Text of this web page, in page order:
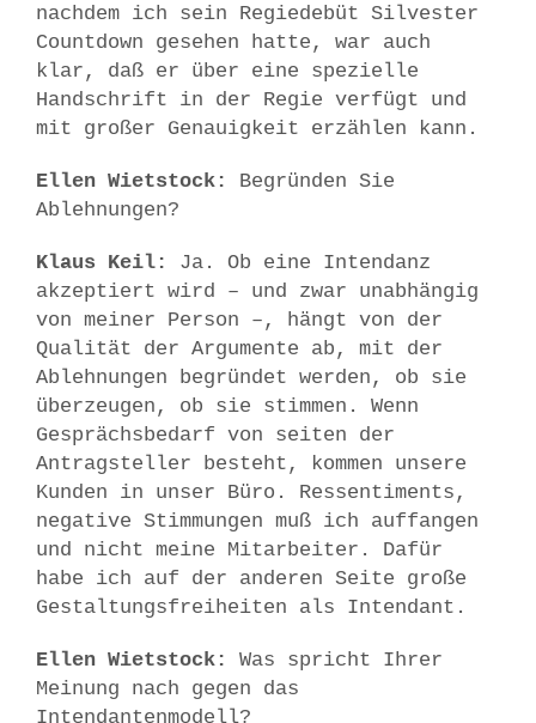
nachdem ich sein Regiedebüt Silvester
Countdown gesehen hatte, war auch
klar, daß er über eine spezielle
Handschrift in der Regie verfügt und
mit großer Genauigkeit erzählen kann.
Ellen Wietstock:
Begründen Sie
Ablehnungen?
Klaus Keil: Ja. Ob eine Intendanz
akzeptiert wird – und zwar unabhängig
von meiner Person –, hängt von der
Qualität der Argumente ab, mit der
Ablehnungen begründet werden, ob sie
überzeugen, ob sie stimmen. Wenn
Gesprächsbedarf von seiten der
Antragsteller besteht, kommen unsere
Kunden in unser Büro. Ressentiments,
negative Stimmungen muß ich auffangen
und nicht meine Mitarbeiter. Dafür
habe ich auf der anderen Seite große
Gestaltungsfreiheiten als Intendant.
Ellen Wietstock:
Was spricht Ihrer
Meinung nach gegen das
Intendantenmodell?